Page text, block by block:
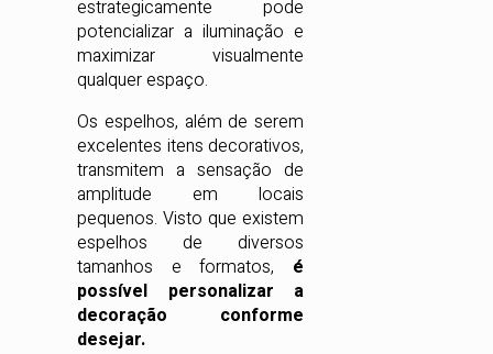
estrategicamente pode
potencializar a iluminação e
maximizar visualmente
qualquer espaço.
Os espelhos, além de serem
excelentes itens decorativos,
transmitem a sensação de
amplitude em locais
pequenos. Visto que existem
espelhos de diversos
tamanhos e formatos, é
possível personalizar a
decoração conforme
desejar.